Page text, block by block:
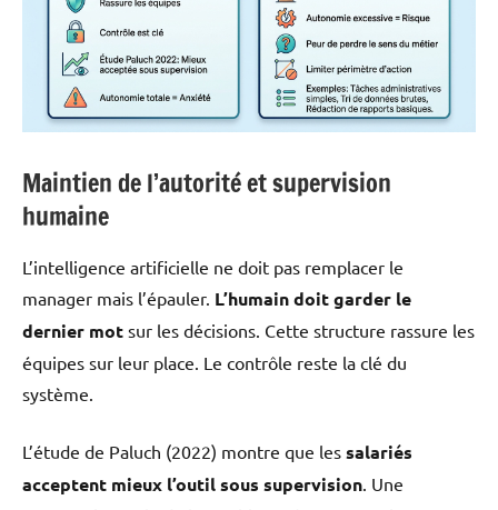
Maintien de l’autorité et supervision
humaine
L’intelligence artificielle ne doit pas remplacer le
manager mais l’épauler. L’humain doit garder le
dernier mot sur les décisions. Cette structure rassure les
équipes sur leur place. Le contrôle reste la clé du
système.
L’étude de Paluch (2022) montre que les salariés
acceptent mieux l’outil sous supervision. Une